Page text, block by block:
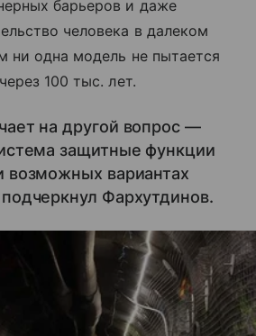
барьеров и даже
человека в далеком
ни одна модель не пытается
100 тыс. лет.
на другой вопрос —
защитные функции
возможных вариантах
Фархутдинов.